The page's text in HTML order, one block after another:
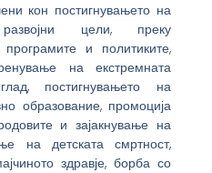
кон постигнувањето на
цели, преку
и политиките,
на екстремната
постигнувањето на
образование, промоција
и зајакнување на
на детската смртност,
здравје, борба со